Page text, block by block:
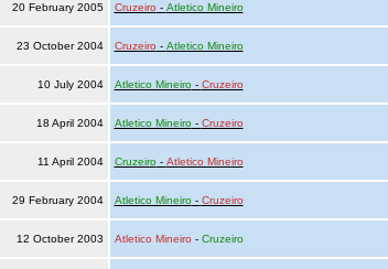
20 February 2005 Cruzeiro - Atletico Mineiro
23 October 2004 Cruzeiro - Atletico Mineiro
10 July 2004 Atletico Mineiro- Cruzeiro
18 April 2004 Atletico Mineiro- Cruzeiro
11 April 2004 Cruzeiro- Atletico Mineiro
29 February 2004 Atletico Mineiro- Cruzeiro
12 October 2003 Atletico Mineiro - Cruzeiro